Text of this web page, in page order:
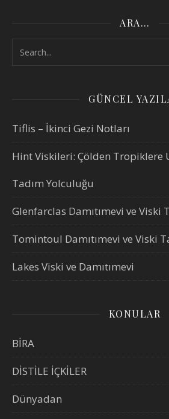
ARA…
GÜNCEL
Tiflis – İkinci Gezi Notları
Hint Viskileri: Çölden Tropiklere
Tadım Yolculuğu
Glenfarclas Damıtımevi ve Viski
Tomintoul Damıtımevi ve Viski
Lakes Viski ve Damıtımevi
KONULAR
BİRA
DİSTİLE İÇKİLER
Dünyadan